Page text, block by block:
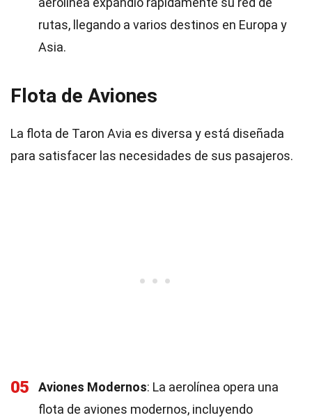
rutas, llegando a varios destinos en Europa y
Asia.
Flota de Aviones
La flota de Taron Avia es diversa y está diseñada
para satisfacer las necesidades de sus pasajeros.
05 Aviones Modernos: La aerolínea opera una
flota de aviones modernos, incluyendo